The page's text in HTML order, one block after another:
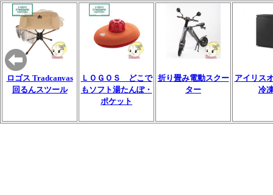
ロゴス Tradcanvas
回るんスツール
ＬＯＧＯＳ どこで
もソフト湯たんぽ・
ポケット
折り畳み電動スクー
ター
アイリス
冷